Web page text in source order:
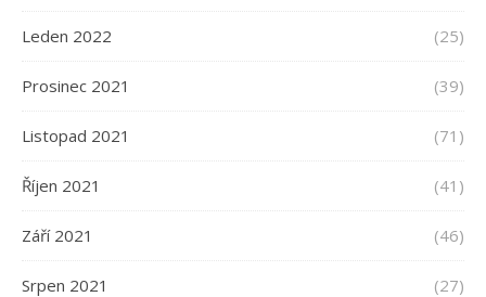
Leden 2022 (25)
Prosinec 2021 (39)
Listopad 2021 (71)
Říjen 2021 (41)
Září 2021 (46)
Srpen 2021 (27)